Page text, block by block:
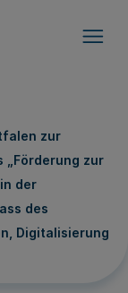
zur
„Förderung zur
der
des
Digitalisierung